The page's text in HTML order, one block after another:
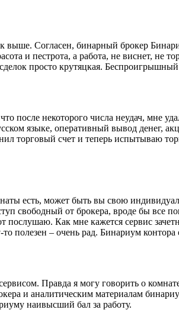
выше. Согласен, бинарный брокер
и пестрота, а работа, не виснет,
просто крутяцкая. Беспроигрышный
после некоторого числа неудач, мне
языке, оперативный вывод денег,
торговый счет и теперь испытываю
есть, может быть вы свою
свободный от брокера, вроде бы все
послушаю. Как мне кажется сервис
полезен – очень рад. Бинариум
Правда я могу говорить о
и аналитическим материалам
наивысший бал за работу.